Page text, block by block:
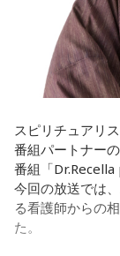
ほのか：私も今
まで作ってきた
は全然違って……
いうか。リーガ
いるんですけれ
といけないので
から、音楽を通
ゃ面白かったで
スピリチュアリ
番組パートナー
番組「Dr.Recella
今回の放送では
る看護師からの
た。